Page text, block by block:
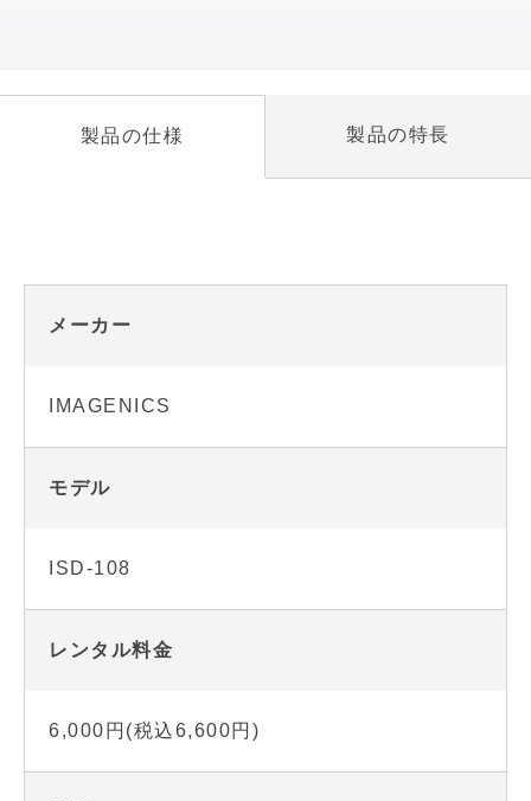
製品の仕様
メーカー
IMAGENICS
モデル
ISD-108
レンタル料金
6,000円(税込6,600円)
製品の特長